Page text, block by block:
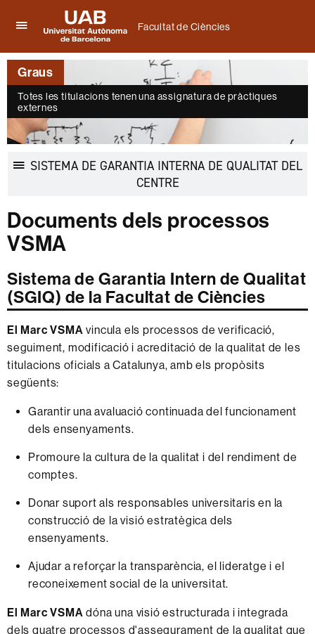
per
desplegar
el
menú
de
Facultat
de
Ciències
Universitat
Autònoma
de
Barcelona
Facultat de Ciències
Graus
Totes les titulacions tenen una assignatura de pràctiques
externes
SISTEMA DE GARANTIA INTERNA DE QUALITAT DEL
CENTREDesplegar
Documents dels processos
VSMA
Sistema de Garantia Intern de Qualitat
(SGIQ) de la Facultat de Ciències
El Marc VSMA vincula els processos de verificació,
seguiment, modificació i acreditació de la qualitat de les
titulacions oficials a Catalunya, amb els propòsits
següents:
Garantir una avaluació continuada del funcionament
dels ensenyaments.
Promoure la cultura de la qualitat i del rendiment de
comptes.
Donar suport als responsables universitaris en la
construcció de la visió estratègica dels
ensenyaments.
Ajudar a reforçar la transparència, el lideratge i el
reconeixement social de la universitat.
El Marc VSMA dóna una visió estructurada i integrada
dels quatre processos d'assegurament de la qualitat que